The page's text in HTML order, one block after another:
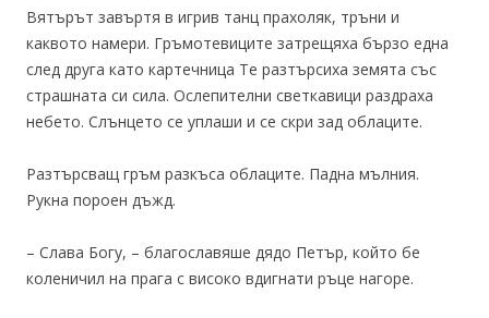
Вятърът завъртя в игрив танц прахоляк, тръни и
каквото намери. Гръмотевиците затрещяха бързо една
след друга като картечница Те разтърсиха земята със
страшната си сила. Ослепителни светкавици раздраха
небето. Слънцето се уплаши и се скри зад облаците.
Разтърсващ гръм разкъса облаците. Падна мълния.
Рукна пороен дъжд.
– Слава Богу, – благославяше дядо Петър, който бе
коленичил на прага с високо вдигнати ръце нагоре.